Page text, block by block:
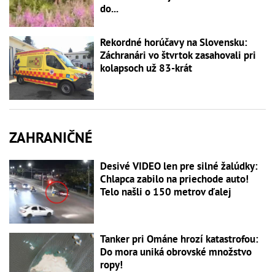
do...
Rekordné horúčavy na Slovensku:
Záchranári vo štvrtok zasahovali pri
kolapsoch už 83-krát
ZAHRANIČNÉ
Desivé VIDEO len pre silné žalúdky:
Chlapca zabilo na priechode auto!
Telo našli o 150 metrov ďalej
Tanker pri Ománe hrozí katastrofou:
Do mora uniká obrovské množstvo
ropy!